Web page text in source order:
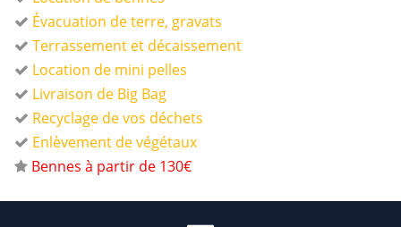
Évacuation de terre, gravats
Terrassement et décaissement
Location de mini pelles
Livraison de Big Bag
Recyclage de vos déchets
Enlèvement de végétaux
Bennes à partir de 130€